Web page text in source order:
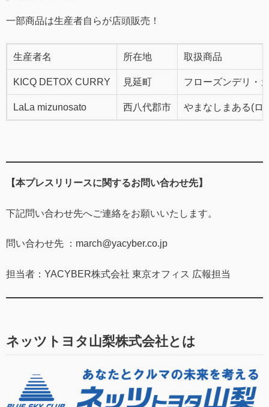
一部商品は生産者自らが店頭販売！
生産者名 所在地 取扱商品
KICQ DETOX CURRY 見延町 フローズンデリ・
LaLa mizunosato 西八代郡市 やまなしまある(ロ
【本プレスリリースに関するお問い合わせ先】
下記問い合わせ先へご連絡をお願いいたします。
問い合わせ先 ： march@yacyber.co.jp
担当者：YACYBER株式会社 東京オフィス 広報担当
ネッツトヨタ山梨株式会社とは